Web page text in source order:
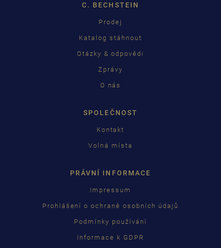
C. BECHSTEIN
Prodej
Katalog stáhnout
Otázky & odpovědi
Zprávy
O nás
SPOLEČNOST
Kontakt
Volná místa
PRÁVNÍ INFORMACE
Impressum
Prohlášení o ochraně osobních údajů
Podmínky používání
Informace k GDPR